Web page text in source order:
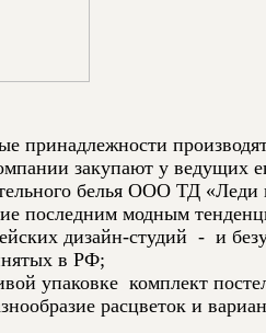
принадлежности
закупают у ведущих
белья ООО ТД «Леди
последним модным
дизайн-студий - и
в РФ;
упаковке комплект
расцветок и